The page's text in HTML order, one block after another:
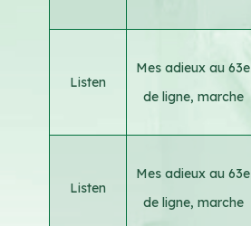
Listen
Mes adieux au 63e
de ligne, marche
Listen
Mes adieux au 63e
de ligne, marche